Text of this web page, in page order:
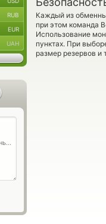
Каждый из
при этом команда
Использование
пунктах. При
размер резервов и
RUB
EUR
UAH